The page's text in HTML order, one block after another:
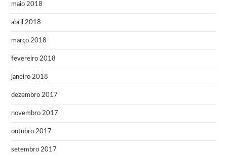
maio 2018
abril 2018
março 2018
fevereiro 2018
janeiro 2018
dezembro 2017
novembro 2017
outubro 2017
setembro 2017